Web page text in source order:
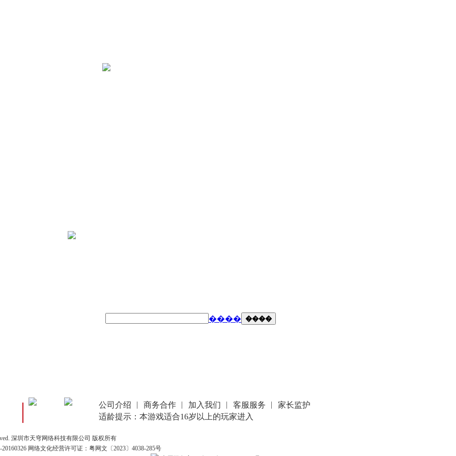
���� ����
公司介绍 商务合作 加入我们 客服服务
家长监护
适龄提示：本游戏适合16岁以上的玩家进入
深圳市天穹网络科技有限公司 版权所有
网络文化经营许可证： 粤网文〔2023〕4038-285号